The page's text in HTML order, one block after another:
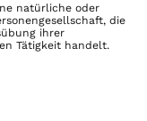
natürliche oder
die
ihrer
Tätigkeit handelt.